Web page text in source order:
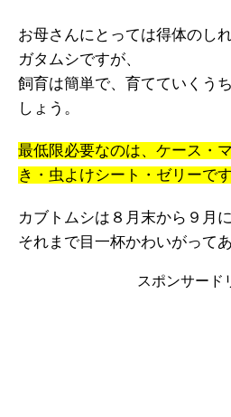
お母さんにとっては得体のし
ガタムシですが、
飼育は簡単で、育てていくう
しょう。
最低限必要なのは、ケース・
き・虫よけシート・ゼリーです
カブトムシは８月末から９月
それまで目一杯かわいがって
スポンサード